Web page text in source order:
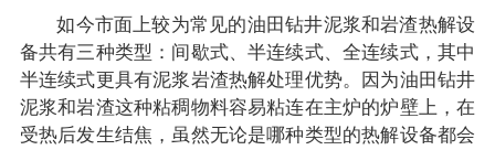
如今市面上较为常见的油田钻井泥浆和岩渣热解设
备共有三种类型：间歇式、半连续式、全连续式，其中
半连续式更具有泥浆岩渣热解处理优势。因为油田钻井
泥浆和岩渣这种粘稠物料容易粘连在主炉的炉壁上，在
受热后发生结焦，虽然无论是哪种类型的热解设备都会